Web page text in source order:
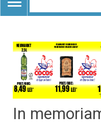
TOGGLE
NAVIGATION
In